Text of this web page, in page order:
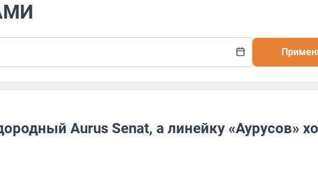
Aurus Senat, а линейку «Аурусов»